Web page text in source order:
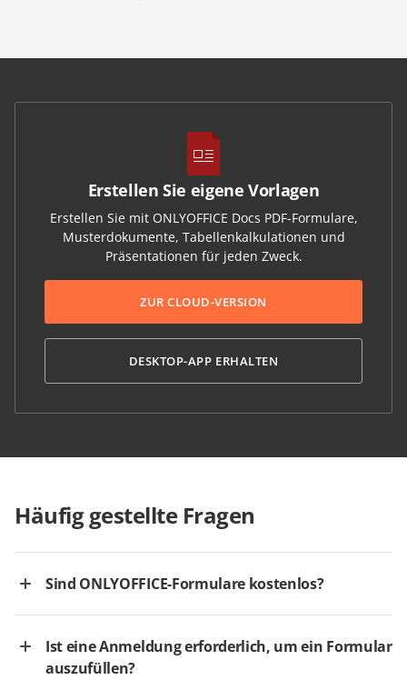
Erstellen Sie eigene Vorlagen
Erstellen Sie mit ONLYOFFICE Docs PDF-Formulare,
Musterdokumente, Tabellenkalkulationen und
Präsentationen für jeden Zweck.
ZUR CLOUD-VERSION
DESKTOP-APP ERHALTEN
Häufig gestellte Fragen
Sind ONLYOFFICE-Formulare kostenlos?
Ist eine Anmeldung erforderlich, um ein Formular
auszufüllen?